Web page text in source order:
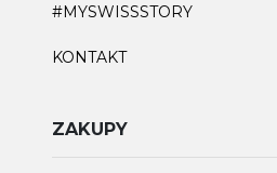
#MYSWISSSTORY
KONTAKT
ZAKUPY